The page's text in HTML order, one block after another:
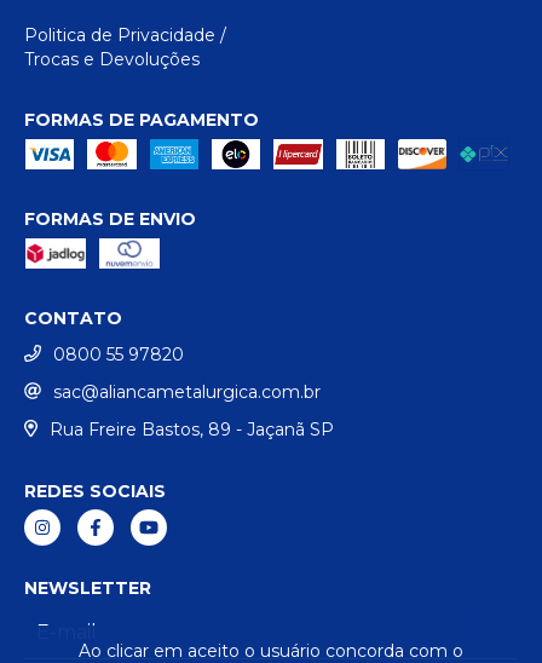
Ao clicar em aceito o usuário concorda com o
Politica de Privacidade /
Trocas e Devoluções
FORMAS DE PAGAMENTO
FORMAS DE ENVIO
CONTATO
0800 55 97820
sac@aliancametalurgica.com.br
Rua Freire Bastos, 89 - Jaçanã SP
REDES SOCIAIS
NEWSLETTER